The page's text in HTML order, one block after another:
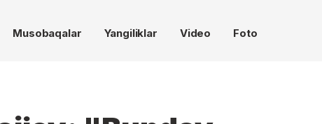
Musobaqalar Yangiliklar Video Foto